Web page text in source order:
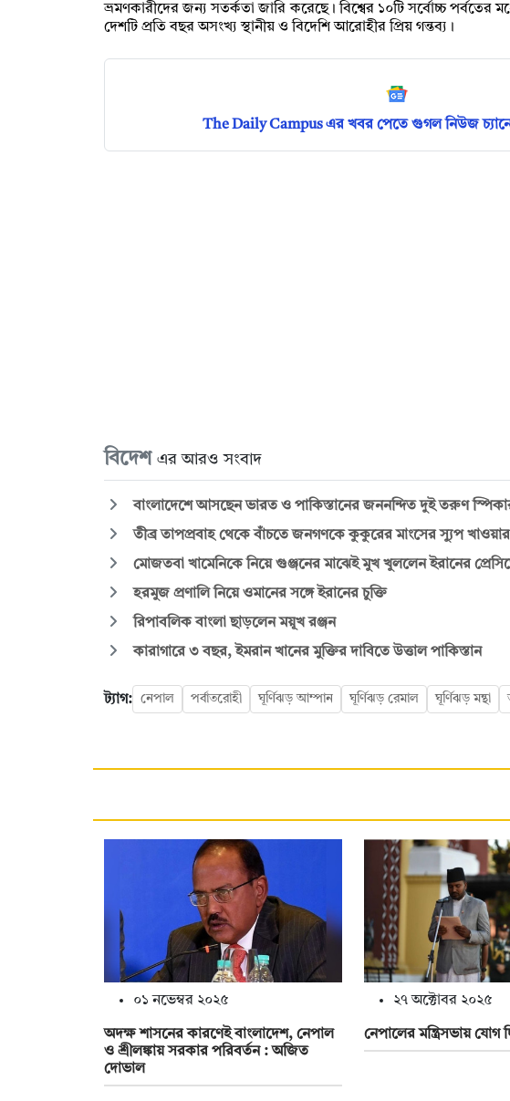
ভ্রমণকারীদের জন্য সতর্কতা জারি করেছে। বিশ্বের ১০টি সর্বোচ্চ পর্বতের
দেশটি প্রতি বছর অসংখ্য স্থানীয় ও বিদেশি আরোহীর প্রিয় গন্তব্য।
The Daily Campus এর খবর পেতে গুগল নিউজ
বিদেশ এর আরও সংবাদ
বাংলাদেশে আসছেন ভারত ও পাকিস্তানের জননন্দিত দুই তরুণ
তীব্র তাপপ্রবাহ থেকে বাঁচতে জনগণকে কুকুরের মাংসের স্যুপ
মোজতবা খামেনিকে নিয়ে গুঞ্জনের মাঝেই মুখ খুললেন ইরানের
হরমুজ প্রণালি নিয়ে ওমানের সঙ্গে ইরানের চুক্তি
রিপাবলিক বাংলা ছাড়লেন ময়ূখ রঞ্জন
কারাগারে ৩ বছর, ইমরান খানের মুক্তির দাবিতে উত্তাল পাকিস্তান
ট্যাগ: নেপাল পর্বাতরোহী ঘূর্ণিঝড় আম্পান ঘূর্ণিঝড় রেমাল ঘূর্ণিঝড় মন্থা
০১ নভেম্বর ২০২৫
অদক্ষ শাসনের কারণেই বাংলাদেশ, নেপাল
ও শ্রীলঙ্কায় সরকার পরিবর্তন : অজিত
দোভাল
২৭ অক্টোবর ২০২৫
নেপালের মন্ত্রিসভায়